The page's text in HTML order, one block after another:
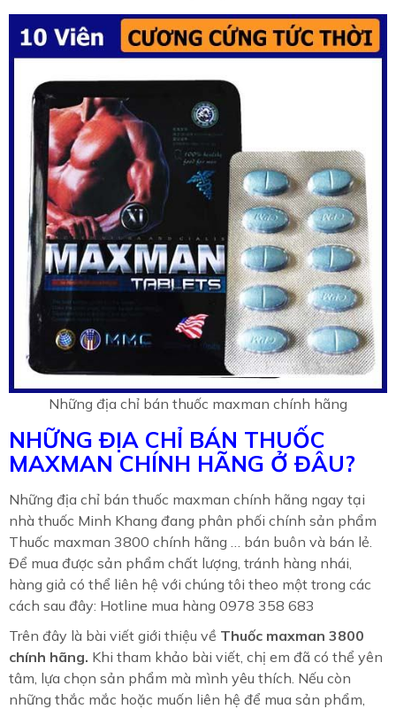
Những địa chỉ bán thuốc maxman chính hãng
NHỮNG ĐỊA CHỈ BÁN THUỐC
MAXMAN CHÍNH HÃNG Ở ĐÂU?
Những địa chỉ bán thuốc maxman chính hãng ngay tại
nhà thuốc Minh Khang đang phân phối chính sản phẩm
Thuốc maxman 3800 chính hãng … bán buôn và bán lẻ.
Để mua được sản phẩm chất lượng, tránh hàng nhái,
hàng giả có thể liên hệ với chúng tôi theo một trong các
cách sau đây: Hotline mua hàng 0978 358 683
Trên đây là bài viết giới thiệu về Thuốc maxman 3800
chính hãng. Khi tham khảo bài viết, chị em đã có thể yên
tâm, lựa chọn sản phẩm mà mình yêu thích. Nếu còn
những thắc mắc hoặc muốn liên hệ để mua sản phẩm,